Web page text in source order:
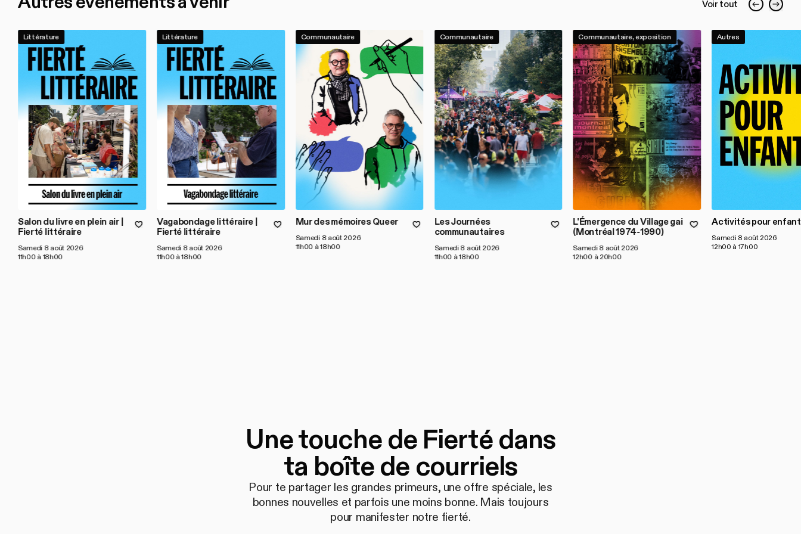
Voir tout
Littérature
Salon du livre en plein air |
Fierté littéraire
Samedi 8 août 2026
11h00 à 18h00
Littérature
Vagabondage littéraire |
Fierté littéraire
Samedi 8 août 2026
11h00 à 18h00
Communautaire
Mur des mémoires Queer
Samedi 8 août 2026
11h00 à 18h00
Communautaire
Les Journées
communautaires
Samedi 8 août 2026
11h00 à 18h00
Communautaire, exposition
L'Émergence du Village gai
(Montréal 1974-1990)
Samedi 8 août 2026
12h00 à 20h00
Autres
Activités pour
Samedi 8 août 2026
12h00 à 17h00
Une touche de Fierté dans
ta boîte de courriels
Pour te partager les grandes primeurs, une offre spéciale, les
bonnes nouvelles et parfois une moins bonne. Mais toujours
pour manifester notre fierté.